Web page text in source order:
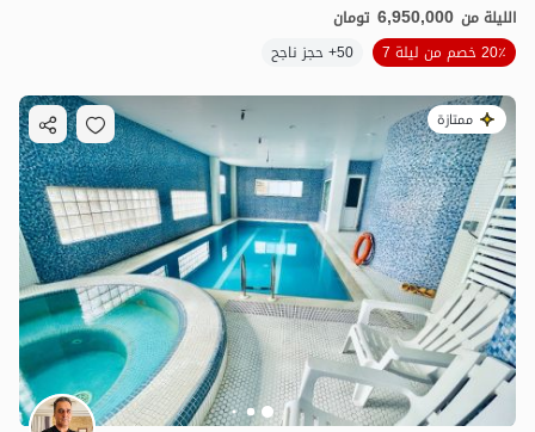
الليلة من 6,950,000 تومان
20٪ خصم من ليلة 7
50+ حجز ناجح
ممتازة